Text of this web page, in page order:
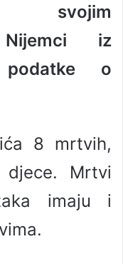
svojim
Nijemci iz
podatke o
8 mrtvih,
Mrtvi
imaju i